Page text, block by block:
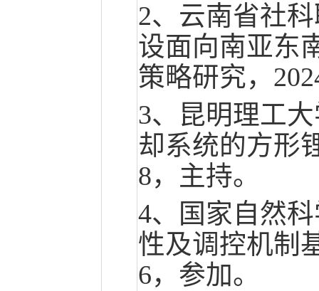
2、云南省社
设面向南亚东
策略研究，
3、昆明理工
却系统的方形
8，主持。
4、国家自然
性及调控机制
6，参加。